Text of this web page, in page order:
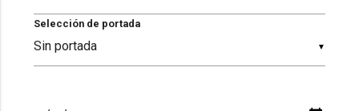
▼
Selección de portada